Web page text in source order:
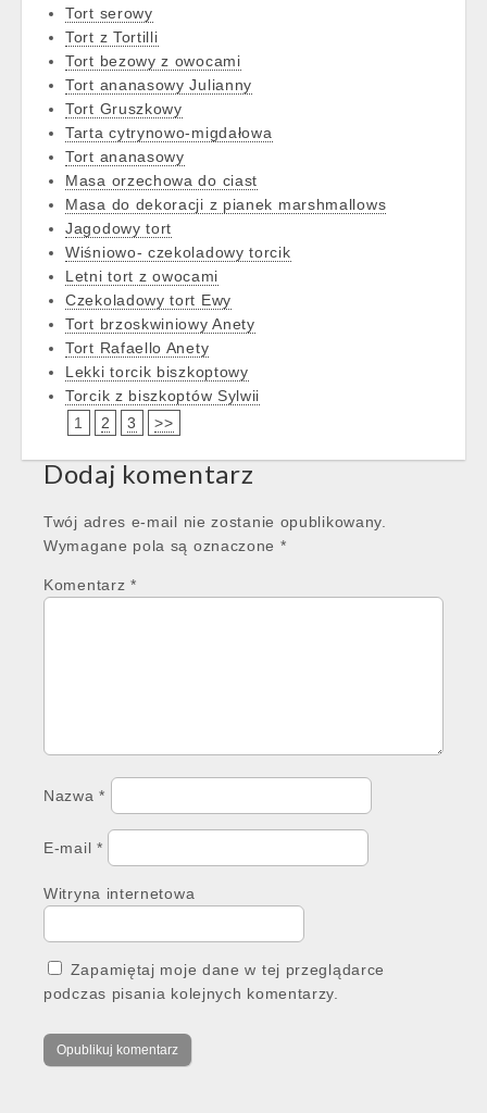
Tort serowy
Tort z Tortilli
Tort bezowy z owocami
Tort ananasowy Julianny
Tort Gruszkowy
Tarta cytrynowo-migdałowa
Tort ananasowy
Masa orzechowa do ciast
Masa do dekoracji z pianek marshmallows
Jagodowy tort
Wiśniowo- czekoladowy torcik
Letni tort z owocami
Czekoladowy tort Ewy
Tort brzoskwiniowy Anety
Tort Rafaello Anety
Lekki torcik biszkoptowy
Torcik z biszkoptów Sylwii
1
2 3 >>
Dodaj komentarz
Twój adres e-mail nie zostanie opublikowany.
Wymagane pola są oznaczone *
Komentarz *
Nazwa*
E-mail *
Witryna internetowa
Zapamiętaj moje dane w tej przeglądarce
podczas pisania kolejnych komentarzy.